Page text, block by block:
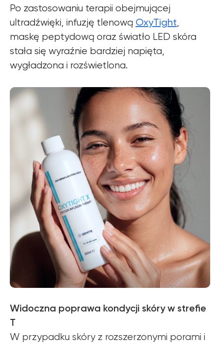
Po zastosowaniu terapii obejmującej
ultradźwięki, infuzję tlenową OxyTight,
maskę peptydową oraz światło LED skóra
stała się wyraźnie bardziej napięta,
wygładzona i rozświetlona.
Widoczna poprawa kondycji skóry w strefie
T
W przypadku skóry z rozszerzonymi porami i